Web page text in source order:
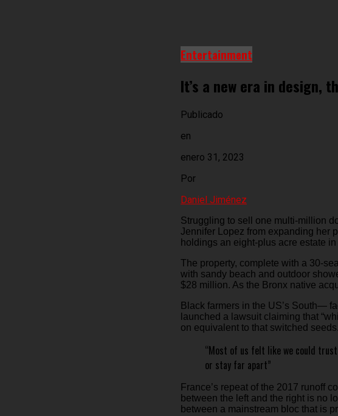
Entertainment
It’s a new era in design,
Publicado
en
enero 31, 2023
Por
Daniel Jiménez
Struggling to sell one multi-million
Jennifer Lopez from expanding her
holdings an eight-plus acre estate
The property, complete with a 30-
with sandy beach and outdoor
$28 million. As the Bronx native
Black farmers in the US’s South—
launched a lawsuit claiming that
on equivalent to that switched seeds.
“Most of us felt like we could
or stay far apart”
France’s repeat of the 2017 runoff
between the left and the right is no
between a mainstream bloc that is